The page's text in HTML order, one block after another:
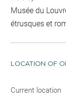
Musée du
étrusques et
LOCATION OF
Current location